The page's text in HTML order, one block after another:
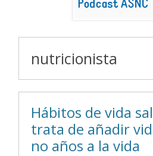
nutricionista
Hábitos de vida
trata de añadir
no años a la vida